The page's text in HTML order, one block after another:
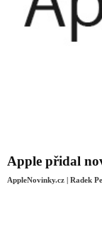
Apple přidal
AppleNovinky.cz | Radek